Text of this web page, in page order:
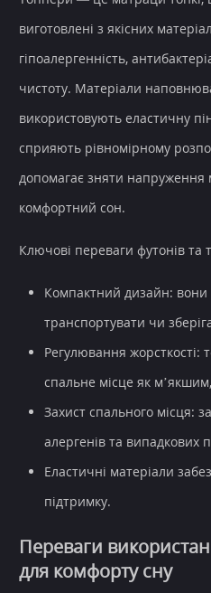
виготовлені з якісних
гіпоалергенність,
чистоту. Матеріали
використовують еластичну
сприяють рівномірному
допомагає зняти напруження
комфортний сон.
Ключові переваги футонів та
Компактний дизайн: вони
транспортувати чи
Регулювання жорсткості:
спальне місце як
Захист спального місця:
алергенів та випадкових
Еластичні матеріали
підтримку.
Переваги
для комфорту сну